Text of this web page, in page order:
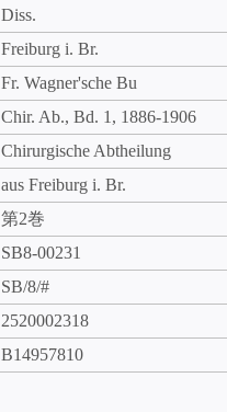
Diss.
Freiburg i. Br.
Fr. Wagner'sche Bu
Chir. Ab., Bd. 1, 1886-1906
Chirurgische Abtheilung
aus Freiburg i. Br.
第2巻
SB8-00231
SB/8/#
2520002318
B14957810